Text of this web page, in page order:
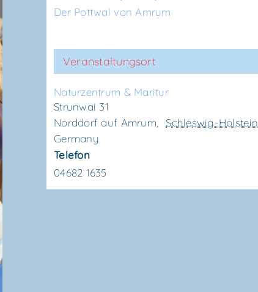
Der Pottwal von Amrum
Veranstaltungsort
Natur­zen­trum & Maritur
Strunwai 31
Norddorf auf Amrum
Schleswig-Holstein
Germany
Telefon
04682 1635